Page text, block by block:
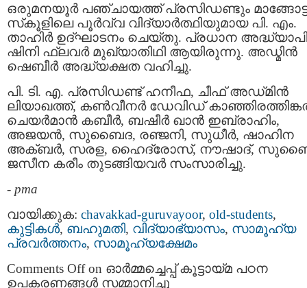
ഒരുമനയൂർ പഞ്ചായത്ത് പ്രസിഡണ്ടും
സ്‌കൂളിലെ പൂർവ്വ വിദ്യാർത്ഥിയുമായ പി. എം.
താഹിർ ഉദ്ഘാടനം ചെയ്തു. പ്രധാന
ഷിനി ഫ്ലവർ മുഖ്യാതിഥി ആയിരുന്നു. അഡ്മിൻ
ഷെബീർ അദ്ധ്യക്ഷത വഹിച്ചു.
പി. ടി. എ. പ്രസിഡണ്ട് ഹനീഫ, ചീഫ് അഡ്‌മിൻ
ലിയാഖത്ത്, കൺവീനർ ഡേവിഡ്
ചെയർമാൻ കബീർ, ബഷീർ ഖാൻ ഇബ്രാഹിം,
അജയൻ, സുബൈദ, രഞ്ജനി, സുധീർ, ഷാഹിന
അക്ബർ, സരള, ഹൈദ്രോസ്, നൗഷാദ്,
ജസീന കരീം തുടങ്ങിയവർ സംസാരിച്ചു.
- pma
വായിക്കുക: chavakkad-guruvayoor, old-students,
കുട്ടികള്‍, ബഹുമതി, വിദ്യാഭ്യാസം, സാമൂഹ്യ
പ്രവര്‍ത്തനം, സാമൂഹ്യക്ഷേമം
Comments Offon ഓർമ്മച്ചെപ്പ് കൂട്ടായ്മ പഠന
ഉപകരണങ്ങൾ സമ്മാനിച്ചു